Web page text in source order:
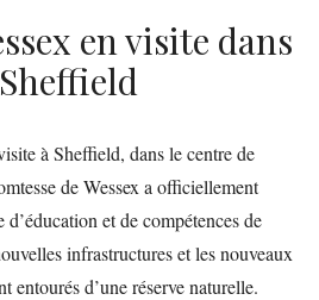
en visite dans
à Sheffield, dans le centre de
de Wessex a officiellement
et de compétences de
infrastructures et les nouveaux
entourés d’une réserve naturelle.